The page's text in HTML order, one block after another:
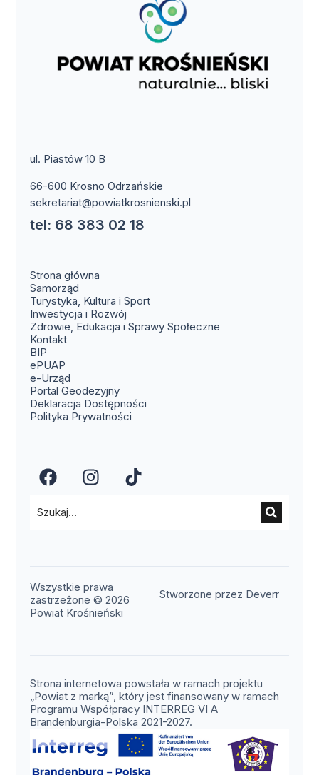
ul. Piastów 10 B
66-600 Krosno Odrzańskie
sekretariat@powiatkrosnienski.pl
tel: 68 383 02 18
Strona główna
Samorząd
Turystyka, Kultura i Sport
Inwestycja i Rozwój
Zdrowie, Edukacja i Sprawy Społeczne
Kontakt(otwiera się w nowym oknie)
BIP
ePUAP
e-Urząd
Portal Geodezyjny(otwiera się w nowym oknie)
Deklaracja Dostępności
Polityka Prywatności
(otwiera się w nowym oknie)
(otwiera się w nowym
(otwiera się w
Wszystkie prawa
zastrzeżone © 2026
Powiat Krośnieński
Stworzone przez Deverr
Strona internetowa powstała w ramach projektu
„Powiat z marką”, który jest finansowany w ramach
Programu Współpracy INTERREG VI A
Brandenburgia-Polska 2021-2027.